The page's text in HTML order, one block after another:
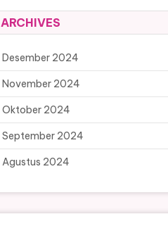
ARCHIVES
Desember 2024
November 2024
Oktober 2024
September 2024
Agustus 2024